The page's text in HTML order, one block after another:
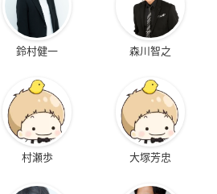
鈴村健一 森川智之
村瀬歩 大塚芳忠